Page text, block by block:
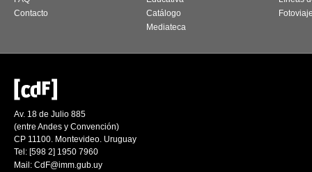
Contacto
Catálogo
Mediateca
Av. 18 de Julio 885
(entre Andes y Convención)
CP 11100. Montevideo. Uruguay
Tel: [598 2] 1950 7960
Mail: CdF@imm.gub.uy